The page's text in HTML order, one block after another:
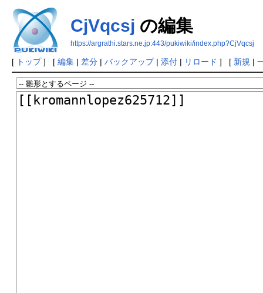
CjVqcsj の編集
https://argrathi.stars.ne.jp:443/pukiwiki/index.php?CjVqcsj
[ トップ] [ 編集| 差分| バックアップ| 添付| リロード ] [ 新規 |